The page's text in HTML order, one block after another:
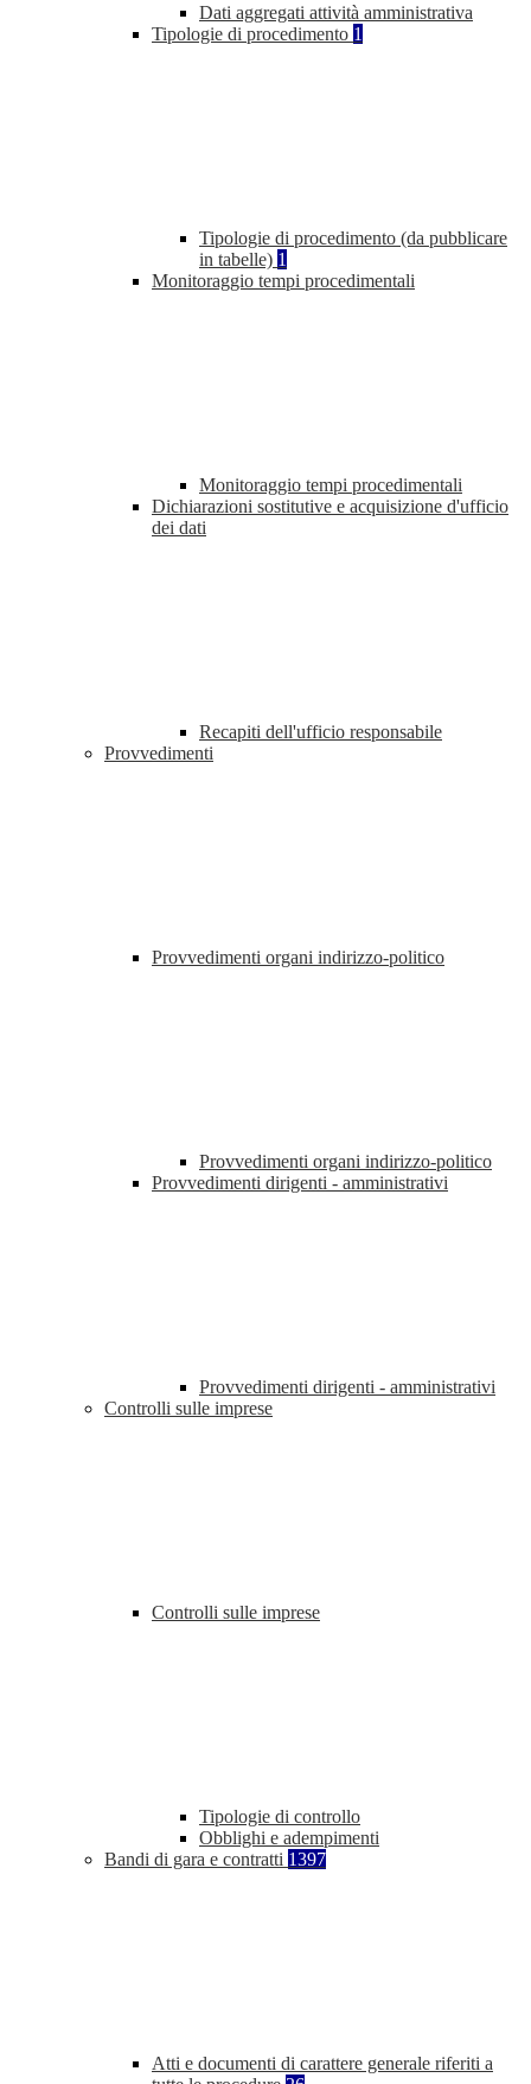
Dati aggregati attività amministrativa
Tipologie di procedimento 1
Tipologie di procedimento (da pubblicare
in tabelle) 1
Monitoraggio tempi procedimentali
Monitoraggio tempi procedimentali
Dichiarazioni sostitutive e acquisizione d'ufficio
dei dati
Recapiti dell'ufficio responsabile
Provvedimenti
Provvedimenti organi indirizzo-politico
Provvedimenti organi indirizzo-politico
Provvedimenti dirigenti - amministrativi
Provvedimenti dirigenti - amministrativi
Controlli sulle imprese
Controlli sulle imprese
Tipologie di controllo
Obblighi e adempimenti
Bandi di gara e contratti 1397
Atti e documenti di carattere generale riferiti a